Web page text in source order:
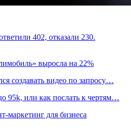
402, отказали 230.
выросла на 22%
создавать видео по запросу…
95k, или как послать к чертям…
маркетинг для бизнеса